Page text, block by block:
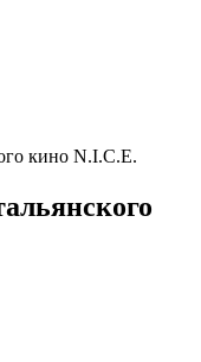
кино N.I.C.E.